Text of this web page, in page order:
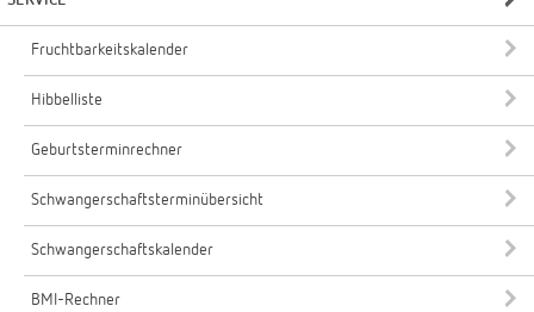
Fruchtbarkeitskalender
Hibbelliste
Geburtsterminrechner
Schwangerschaftsterminübersicht
Schwangerschaftskalender
BMI-Rechner